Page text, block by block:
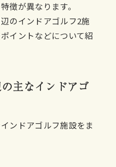
徴が異なります。
のインドアゴルフ2施
イントなどについて紹
主なインドアゴ
ンドアゴルフ施設をま